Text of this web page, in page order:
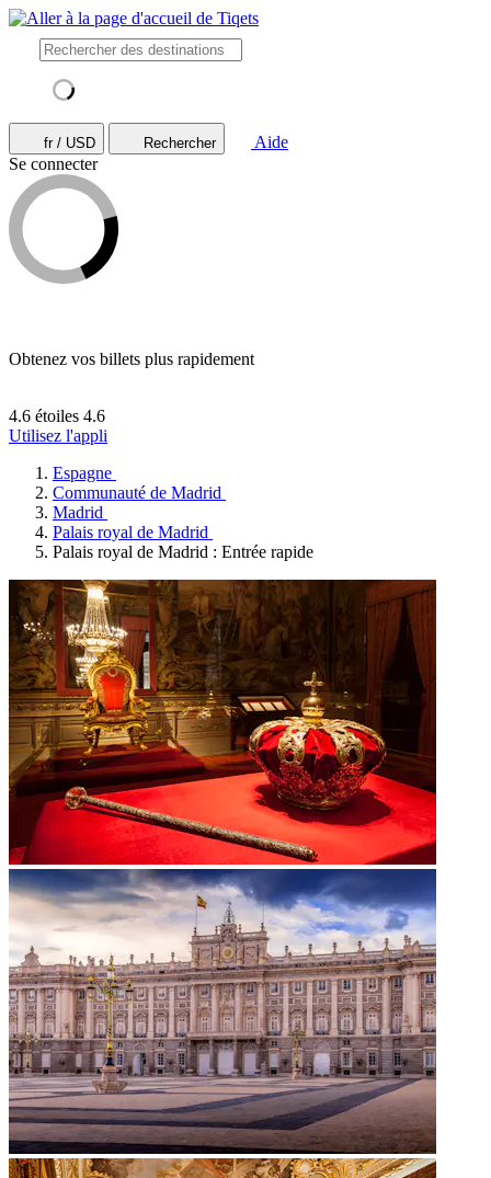
fr / USD Rechercher
Aide
Se connecter
Obtenez vos billets plus rapidement
4.6 étoiles 4.6
Utilisez l'appli
Espagne
Communauté de Madrid
Madrid
Palais royal de Madrid
Palais royal de Madrid : Entrée rapide